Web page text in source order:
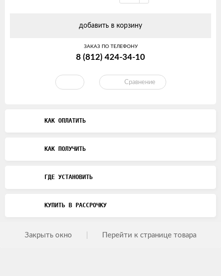
добавить в корзину
ЗАКАЗ ПО ТЕЛЕФОНУ
8 (812) 424-34-10
Сравнение
КАК ОПЛАТИТЬ
КАК ПОЛУЧИТЬ
ГДЕ УСТАНОВИТЬ
КУПИТЬ В РАССРОЧКУ
Закрыть окно Перейти к странице товара